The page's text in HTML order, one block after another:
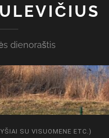
dienoraštis
SU VISUOMENE ETC.)